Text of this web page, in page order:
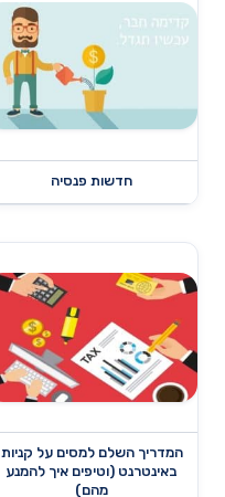
חדשות פנסיה
המדריך השלם למסים על קניות
באינטרנט (וטיפים איך להמנע
מהם)